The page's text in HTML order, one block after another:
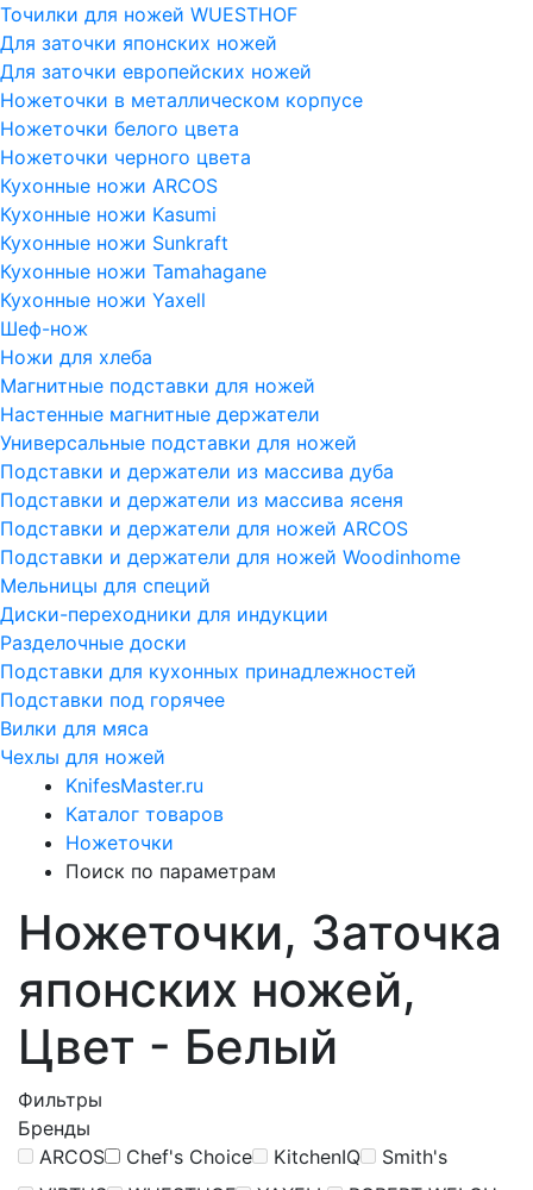
Точилки для ножей WUESTHOF
Для заточки японских ножей
Для заточки европейских ножей
Ножеточки в металлическом корпусе
Ножеточки белого цвета
Ножеточки черного цвета
Кухонные ножи ARCOS
Кухонные ножи Kasumi
Кухонные ножи Sunkraft
Кухонные ножи Tamahagane
Кухонные ножи Yaxell
Шеф-нож
Ножи для хлеба
Магнитные подставки для ножей
Настенные магнитные держатели
Универсальные подставки для ножей
Подставки и держатели из массива дуба
Подставки и держатели из массива ясеня
Подставки и держатели для ножей ARCOS
Подставки и держатели для ножей Woodinhome
Мельницы для специй
Диски-переходники для индукции
Разделочные доски
Подставки для кухонных принадлежностей
Подставки под горячее
Вилки для мяса
Чехлы для ножей
KnifesMaster.ru
Каталог товаров
Ножеточки
Поиск по параметрам
Ножеточки, Заточка
японских ножей,
Цвет - Белый
Фильтры
Бренды
ARCOS
Chef's Choice KitchenIQ
Smith's